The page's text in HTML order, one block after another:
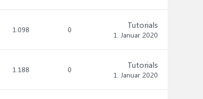
1.098 0 Tutorials
1. Januar 2020
1.188 0 Tutorials
1. Januar 2020